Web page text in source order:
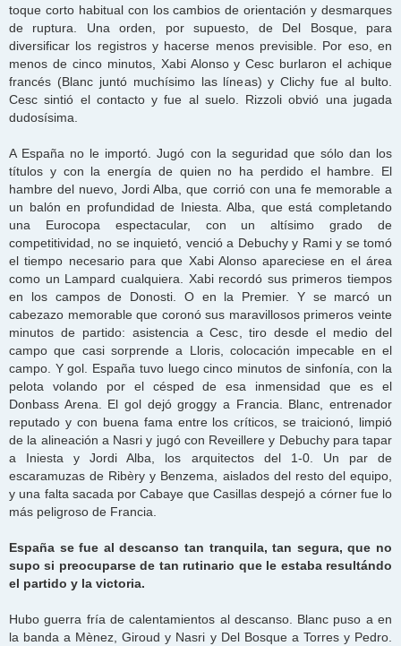
toque corto habitual con los cambios de orientación y desmarques
de ruptura. Una orden, por supuesto, de Del Bosque, para
diversificar los registros y hacerse menos previsible. Por eso, en
menos de cinco minutos, Xabi Alonso y Cesc burlaron el achique
francés (Blanc juntó muchísimo las líneas) y Clichy fue al bulto.
Cesc sintió el contacto y fue al suelo. Rizzoli obvió una jugada
dudosísima.
A España no le importó. Jugó con la seguridad que sólo dan los
títulos y con la energía de quien no ha perdido el hambre. El
hambre del nuevo, Jordi Alba, que corrió con una fe memorable a
un balón en profundidad de Iniesta. Alba, que está completando
una Eurocopa espectacular, con un altísimo grado de
competitividad, no se inquietó, venció a Debuchy y Rami y se tomó
el tiempo necesario para que Xabi Alonso apareciese en el área
como un Lampard cualquiera. Xabi recordó sus primeros tiempos
en los campos de Donosti. O en la Premier. Y se marcó un
cabezazo memorable que coronó sus maravillosos primeros veinte
minutos de partido: asistencia a Cesc, tiro desde el medio del
campo que casi sorprende a Lloris, colocación impecable en el
campo. Y gol. España tuvo luego cinco minutos de sinfonía, con la
pelota volando por el césped de esa inmensidad que es el
Donbass Arena. El gol dejó groggy a Francia. Blanc, entrenador
reputado y con buena fama entre los críticos, se traicionó, limpió
de la alineación a Nasri y jugó con Reveillere y Debuchy para tapar
a Iniesta y Jordi Alba, los arquitectos del 1-0. Un par de
escaramuzas de Ribèry y Benzema, aislados del resto del equipo,
y una falta sacada por Cabaye que Casillas despejó a córner fue lo
más peligroso de Francia.
España se fue al descanso tan tranquila, tan segura, que no
supo si preocuparse de tan rutinario que le estaba resultándo
el partido y la victoria.
Hubo guerra fría de calentamientos al descanso. Blanc puso a en
la banda a Mènez, Giroud y Nasri y Del Bosque a Torres y Pedro.